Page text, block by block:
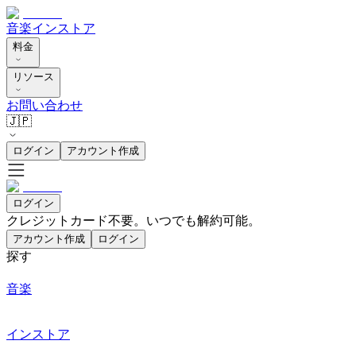
音楽インストア
料金
リソース
お問い合わせ
🇯🇵
ログイン アカウント作成
ログイン
クレジットカード不要。いつでも解約可能。
アカウント作成 ログイン
探す
音楽
インストア